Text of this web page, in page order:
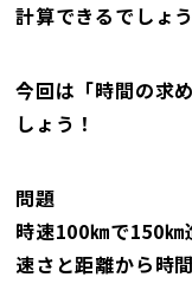
計算できるでしょう
今回は「時間の求
しょう！
問題
時速100㎞で150㎞
速さと距離から時